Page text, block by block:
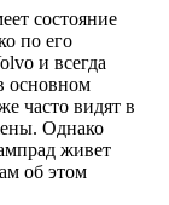
состояние
по его
и всегда
основном
часто видят в
Однако
живет
об этом